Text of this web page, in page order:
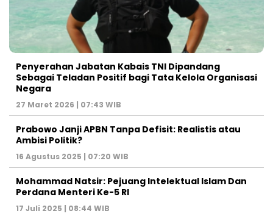
Penyerahan Jabatan Kabais TNI Dipandang
Sebagai Teladan Positif bagi Tata Kelola Organisasi
Negara
27 Maret 2026 | 07:43 WIB
Prabowo Janji APBN Tanpa Defisit: Realistis atau
Ambisi Politik?
16 Agustus 2025 | 07:20 WIB
Mohammad Natsir: Pejuang Intelektual Islam Dan
Perdana Menteri Ke-5 RI
17 Juli 2025 | 08:44 WIB